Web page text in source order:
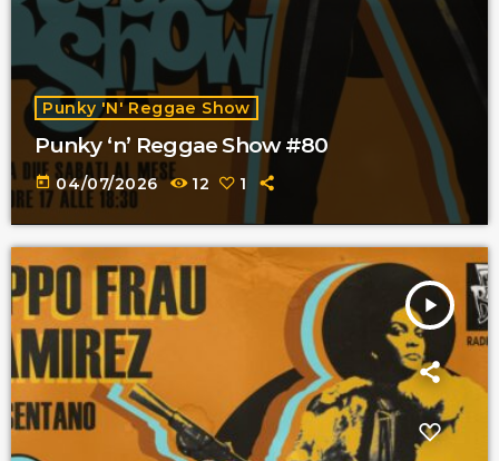
Punky 'n' Reggae Show
Punky ‘n’ Reggae Show #80
today 04/07/2026 12 1
play_arrow